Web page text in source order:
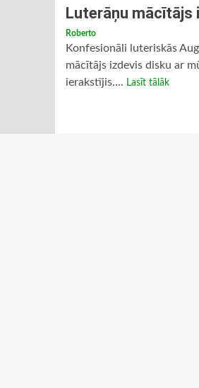
Luterāņu mācītājs
Roberto
Konfesionāli luteriskās
mācītājs izdevis disku ar
ierakstījis.... Lasīt tālāk